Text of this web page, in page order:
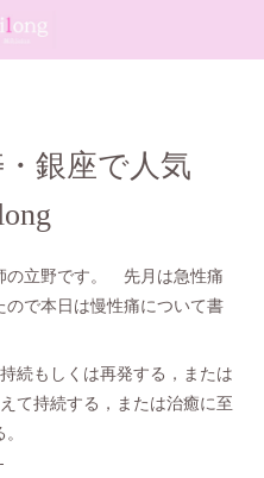
・銀座で人気
の立野です。 先月は急性痛
で本日は慢性痛について書
続もしくは再発する，または
て持続する，または治癒に至